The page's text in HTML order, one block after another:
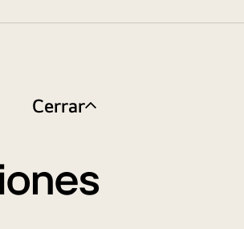
Cerrar